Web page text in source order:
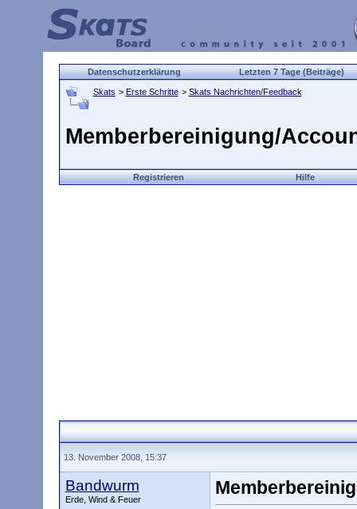
Datenschutzerklärung Letzten 7 Tage (Beiträge)
Skats > Erste Schritte > Skats Nachrichten/Feedback
Memberbereinigung/
Registrieren Hilfe
13. November 2008, 15:37
Bandwurm
Erde, Wind & Feuer